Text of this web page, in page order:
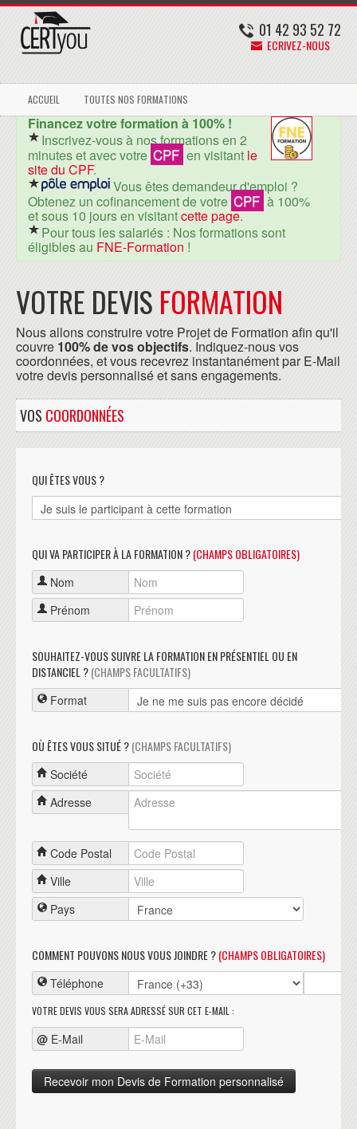
01 42 93 52 72
ECRIVEZ-NOUS
ACCUEIL TOUTES NOS FORMATIONS
Financez votre formation à 100% !
Inscrivez-vous à nos formations en 2
minutes et avec votre CPF en visitant le
site du CPF.
Vous êtes demandeur d'emploi ?
Obtenez un cofinancement de votre CPF à 100%
et sous 10 jours en visitantcette page.
Pour tous les salariés : Nos formations sont
éligibles au FNE-Formation !
VOTRE DEVIS FORMATION
Nous allons construire votre Projet de Formation afin qu'il
couvre 100% de vos objectifs. Indiquez-nous vos
coordonnées, et vous recevrez instantanément par E-Mail
votre devis personnalisé et sans engagements.
VOS COORDONNÉES
QUI ÊTES VOUS ?
QUI VA PARTICIPER À LA FORMATION ?(CHAMPS OBLIGATOIRES)
Nom
Prénom
SOUHAITEZ-VOUS SUIVRE LA FORMATION EN PRÉSENTIEL OU EN
DISTANCIEL ?(CHAMPS FACULTATIFS)
Format
OÙ ÊTES VOUS SITUÉ ?(CHAMPS FACULTATIFS)
Société
Adresse
Code Postal
Ville
Pays
COMMENT POUVONS NOUS VOUS JOINDRE ?(CHAMPS OBLIGATOIRES)
Téléphone
VOTRE DEVIS VOUS SERA ADRESSÉ SUR CET E-MAIL :
@ E-Mail